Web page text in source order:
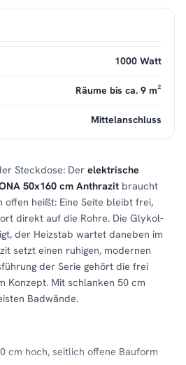
Steckdose: Der elektrische
50x160 cm Anthrazit braucht
offen heißt: Eine Seite bleibt frei,
direkt auf die Rohre. Die Glykol-
der Heizstab wartet daneben im
setzt einen ruhigen, modernen
der Serie gehört die frei
Konzept. Mit schlanken 50 cm
Badwände.
cm hoch, seitlich offene Bauform
1000 Watt
Räume bis ca. 9 m²
Mittelanschluss